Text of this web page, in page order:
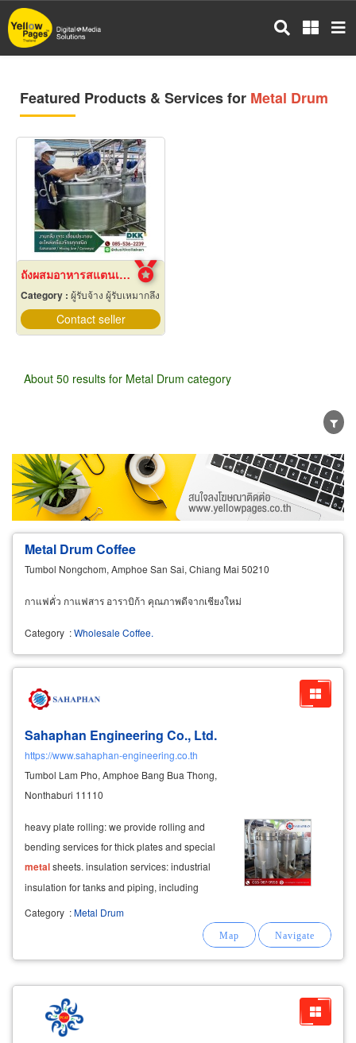
Skip
to
main
Featured Products & Services for Metal Drum
ถังผสมอาหารสแตนเลส พร้อมใบกวน
Category : ผู้รับจ้าง ผู้รับเหมากลึง
Contact seller
About 50 results for Metal Drum category
Wholesale Retail Manufacturer
Dealer
Exporter/Importer
Service Business
Metal Drum Coffee
Tumbol Nongchom, Amphoe San Sai, Chiang Mai 50210
กาแฟคั่ว กาแฟสาร อาราบิก้า คุณภาพดีจากเชียงใหม่
Category :Wholesale Coffee.
Sahaphan Engineering Co., Ltd.
https://www.sahaphan-engineering.co.th
Tumbol Lam Pho, Amphoe Bang Bua Thong,
Nonthaburi 11110
heavy plate rolling: we provide rolling and
bending services for thick plates and special
metalsheets. insulation services: industrial
insulation for tanks and piping, including
thermal and cold insulation solutions.
Category :Metal Drum